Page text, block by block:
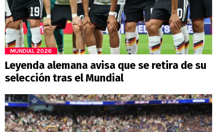
MUNDIAL 2026
Leyenda alemana avisa que se retira de su
selección tras el Mundial